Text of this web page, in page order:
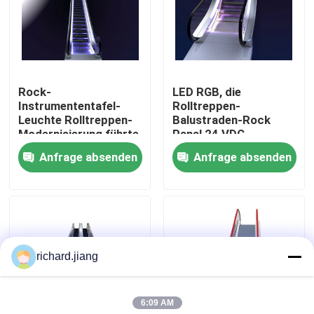
Fabrik-Tour
Qualitätskontrolle
Kontaktiere uns
Nachrichten
Rolltreppen-Modernisierung
Beweglicher Weg-Rolltreppe
Rock-
Instrumententafel-
Leuchte Rolltreppen-
Modernisierung führte
Instrumententafel-
Leuchte für Rolltreppe
Anfrage absenden
LED RGB, die
Rolltreppen-
Balustraden-Rock
Panal 24 VDC-
Stromversorgungs-
Rolltreppe beleuchtet
Anfrage absenden
richard.jiang
6:09 AM